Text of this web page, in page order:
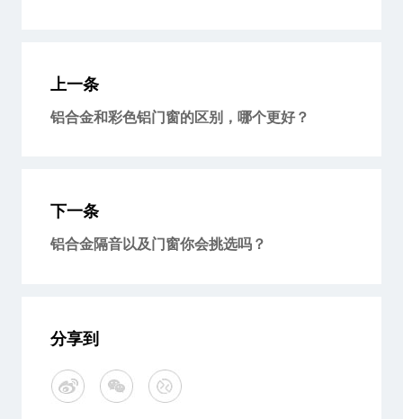
上一条
铝合金和彩色铝门窗的区别，哪个更好？
下一条
铝合金隔音以及门窗你会挑选吗？
分享到